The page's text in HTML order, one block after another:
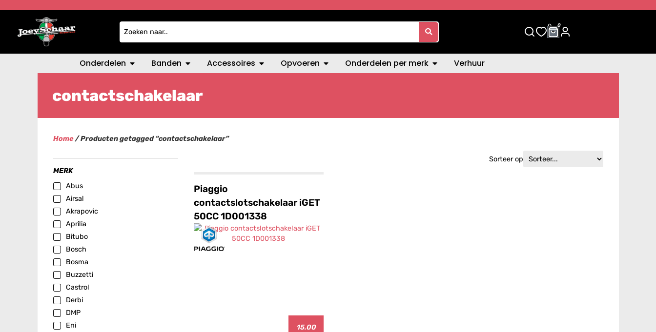
0 0
Onderdelen Banden Accessoires Opvoeren Onderdelen per merk Verhuur
contactschakelaar
Home/ Producten getagged “contactschakelaar”
MERK
Abus
Airsal
Akrapovic
Aprilia
Bitubo
Bosch
Bosma
Buzzetti
Castrol
Derbi
DMP
Eni
Sorteer op
Piaggio
contactslotschakelaar iGET
50CC 1D001338
15.00